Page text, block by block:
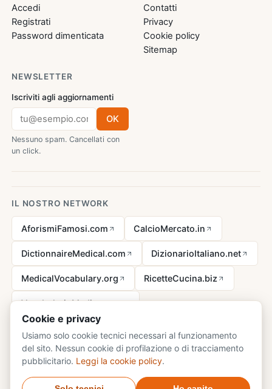
Accedi
Registrati
Password dimenticata
Contatti
Privacy
Cookie policy
Sitemap
NEWSLETTER
Iscriviti agli aggiornamenti
OK
Nessuno spam. Cancellati con
un click.
IL NOSTRO NETWORK
AforismiFamosi.com CalcioMercato.in
DictionnaireMedical.com DizionarioItaliano.net
MedicalVocabulary.org RicetteCucina.biz
VocabolarioMedico.com
Avviso legale ai sensi della legge n. 62 del 07.03.2001
© 2026 DizionarioSinonimi.com - tutti i diritti riservati. Privacy
Cookie e privacy
Usiamo solo cookie tecnici necessari al funzionamento
del sito. Nessun cookie di profilazione o di tracciamento
pubblicitario. Leggi la cookie policy.